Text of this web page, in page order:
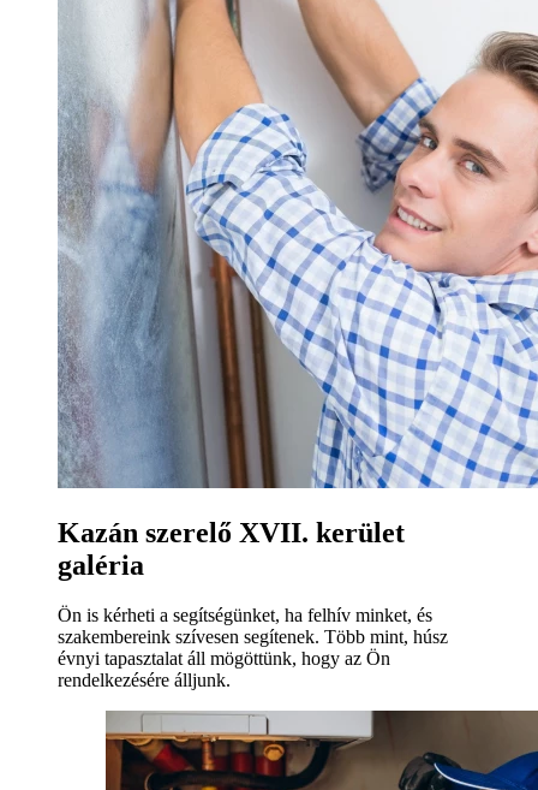
Kazán szerelő XVII. kerület
galéria
Ön is kérheti a segítségünket, ha felhív minket, és
szakembereink szívesen segítenek. Több mint, húsz
évnyi tapasztalat áll mögöttünk, hogy az Ön
rendelkezésére álljunk.